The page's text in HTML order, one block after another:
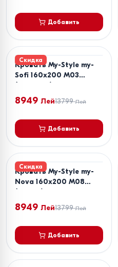
Добавить
Скидка
Кровать My-Style my-
Sofi 160x200 M03
(Бежевый) + Матрас
Salt Confort Clasic
160x200
8949 Лей13799 Лей
Добавить
Скидка
Кровать My-Style my-
Nova 160x200 M08
(Серый) + Матрас Salt
Confort Clasic 160x200
8949 Лей13799 Лей
Добавить